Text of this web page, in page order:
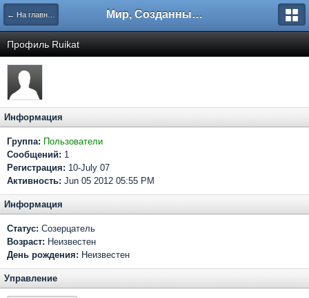
← На главную Мир, Созданный Мастером.
Профиль Ruikat
Информация
Группа: Пользователи
Сообщений: 1
Регистрация: 10-July 07
Активность: Jun 05 2012 05:55 PM
Информация
Статус: Созерцатель
Возраст: Неизвестен
День рождения: Неизвестен
Управление